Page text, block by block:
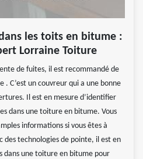
les toits en bitume :
Lorraine Toiture
de fuites, il est recommandé de
. C’est un couvreur qui a une bonne
Il est en mesure d’identifier
dans une toiture en bitume. Vous
informations si vous êtes à
des technologies de pointe, il est en
dans une toiture en bitume pour